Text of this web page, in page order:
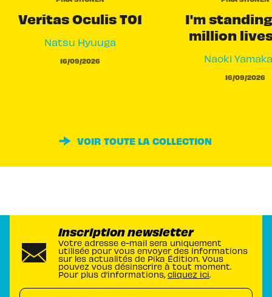
Veritas Oculis T01
Natsu Hyuuga
16/09/2026
I'm
million
Naoki
16/09/2026
VOIR TOUTE LA COLLECTION
Inscription newsletter
Votre adresse e-mail sera uniquement
utilisée pour vous envoyer des informations
sur les actualités de Pika Édition. Vous
pouvez vous désinscrire à tout moment.
Pour plus d’informations, cliquez ici.